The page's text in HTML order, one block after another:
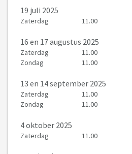
19 juli 2025
Zaterdag 11.00
16 en 17 augustus 2025
Zaterdag 11.00
Zondag
11.00
13 en 14 september 2025
Zaterdag 11.00
Zondag
11.00
4 oktober 2025
Zaterdag 11.00